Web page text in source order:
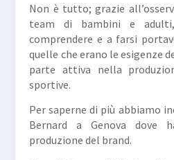
Non è tutto; grazie
team di bambini e
comprendere e a farsi
quelle che erano le esigenze
parte attiva nella
sportive.
Per saperne di più abbiamo
Bernard a Genova dove
produzione del brand.